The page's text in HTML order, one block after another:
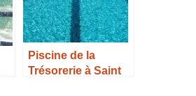
Piscine de la
Trésorerie à Saint